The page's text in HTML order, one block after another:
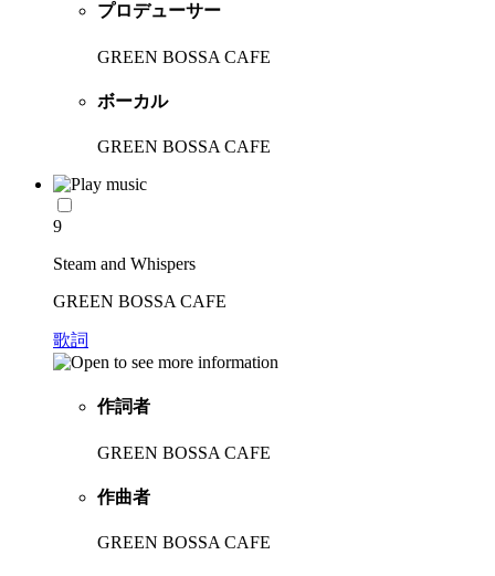
プロデューサー
GREEN BOSSA CAFE
ボーカル
GREEN BOSSA CAFE
9
Steam and Whispers
GREEN BOSSA CAFE
歌詞
作詞者
GREEN BOSSA CAFE
作曲者
GREEN BOSSA CAFE